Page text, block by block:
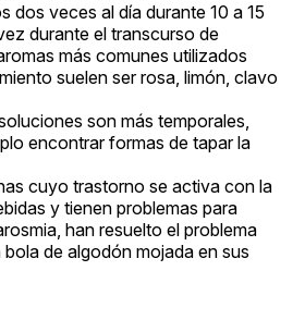
dos veces al día durante 10 a 15
durante el transcurso de
más comunes utilizados
suelen ser rosa, limón, clavo
son más temporales,
encontrar formas de tapar la
cuyo trastorno se activa con la
y tienen problemas para
han resuelto el problema
de algodón mojada en sus